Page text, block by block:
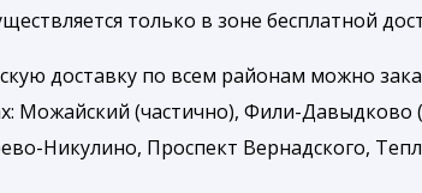
только в зоне бесплатной
доставку по всем районам можно
Можайский (частично), Фили-
Никулино, Проспект Вернадского,